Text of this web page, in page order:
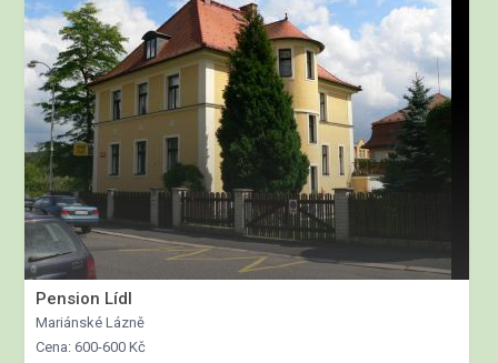
Pension Lídl
Mariánské Lázně
Cena: 600-600 Kč